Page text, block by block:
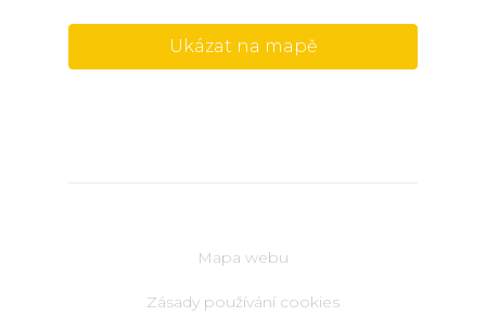
Ukázat na mapě
Mapa webu
Zásady používání cookies